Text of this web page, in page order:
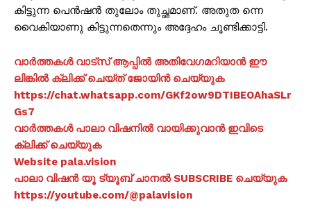
കിട്ടുന്ന പെൻഷൻ തുലോം തുച്ഛമാണ്. അതുത ന്നെ
വൈകിയാണു കിട്ടുന്നതെന്നും അദ്ദേഹം ചൂണ്ടിക്കാട്ടി.
വാർത്തകൾ വാട്സ് ആപ്പിൽ അതിവേഗമറിയാൻ ഈ
ലിങ്കിൽ ക്ലിക്ക് ചെയ്ത് ജോയിൻ ചെയ്യുക
https://chat.whatsapp.com/GKf2ow9DTIBEOAhaSLr
Gs7
വാർത്തകൾ പാലാ വിഷനിൽ വായിക്കുവാൻ ഇവിടെ
ക്ലിക്ക് ചെയ്യുക
Website pala.vision
പാലാ വിഷൻ യൂ ട്യൂബ് ചാനൽ SUBSCRIBE ചെയ്യുക
https://youtube.com/@palavision